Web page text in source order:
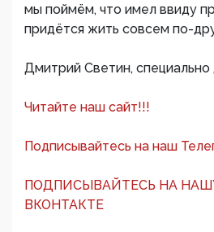
мы поймём, что имел ввиду
придётся жить совсем по-
Дмитрий Светин,
Читайте наш сайт!!!
Подписывайтесь на наш
ПОДПИСЫВАЙТЕСЬ НА
ВКОНТАКТЕ